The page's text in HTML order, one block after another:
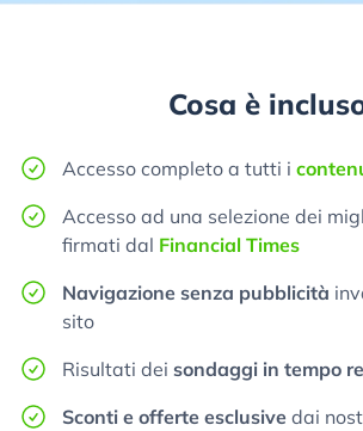
Cosa è
Accesso completo a tutti i
Accesso ad una selezione dei
firmati dal Financial Times
Navigazione senza pubblicità
sito
Risultati dei sondaggi in tempo
Sconti e offerte esclusive dai